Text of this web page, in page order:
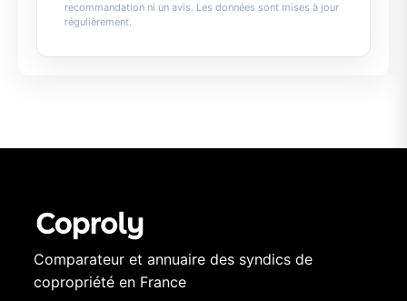
recommandation ni un avis. Les données sont mises à jour
régulièrement.
Comparateur et annuaire des syndics de
copropriété en France